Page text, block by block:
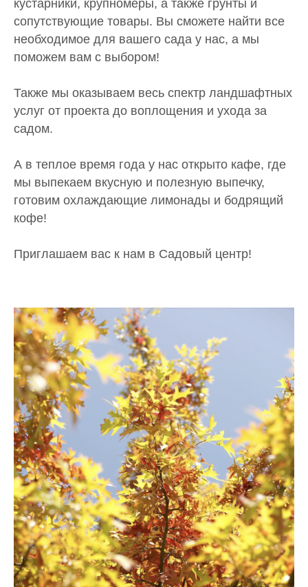
кустарники, крупномеры, а также грунты и
сопутствующие товары. Вы сможете найти все
необходимое для вашего сада у нас, а мы
поможем вам с выбором!
Также мы оказываем весь спектр ландшафтных
услуг от проекта до воплощения и ухода за
садом.
А в теплое время года у нас открыто кафе, где
мы выпекаем вкусную и полезную выпечку,
готовим охлаждающие лимонады и бодрящий
кофе!
Приглашаем вас к нам в Садовый центр!